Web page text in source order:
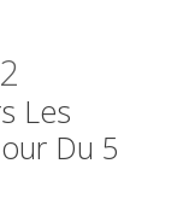
Les
Du 5